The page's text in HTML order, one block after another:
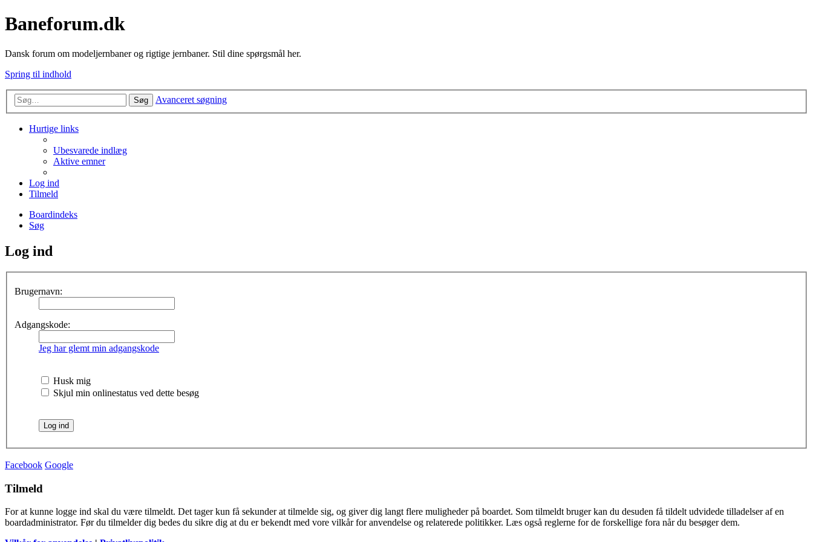
Baneforum.dk
Dansk forum om modeljernbaner og rigtige jernbaner. Stil dine spørgsmål her.
Spring til indhold
Søg Avanceret søgning
Hurtige links
Ubesvarede indlæg
Aktive emner
Log ind
Tilmeld
Boardindeks
Søg
Log ind
Brugernavn:
Adgangskode:
Jeg har glemt min adgangskode
Husk mig
Skjul min onlinestatus ved dette besøg
Facebook Google
Tilmeld
For at kunne logge ind skal du være tilmeldt. Det tager kun få sekunder at tilmelde sig, og giver dig langt flere muligheder på boardet. Som tilmeldt bruger kan du desuden få tildelt udvidede tilladelser af en
boardadministrator. Før du tilmelder dig bedes du sikre dig at du er bekendt med vore vilkår for anvendelse og relaterede politikker. Læs også reglerne for de forskellige fora når du besøger dem.